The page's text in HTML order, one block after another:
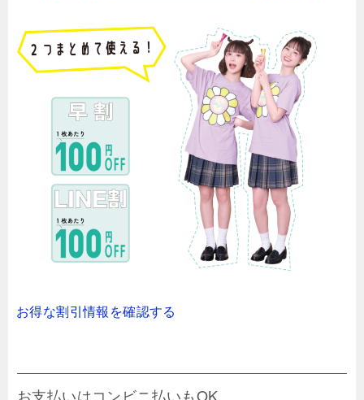
お得な割引情報を確認する
お支払いはコンビニ払いもOK